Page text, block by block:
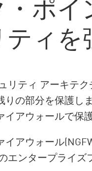
ィを
リティ アーキテ
りの部分を保護し
アウォールで保
イアウォール
エンタープライズ